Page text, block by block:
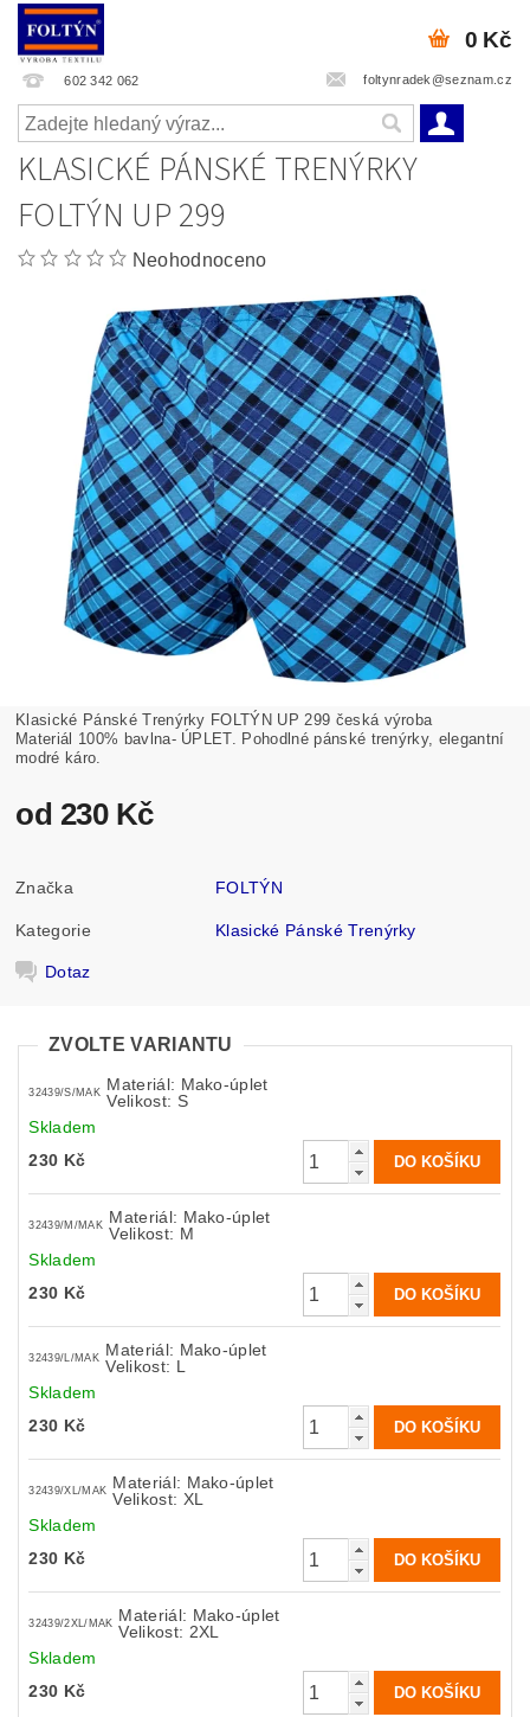
602 342 062 foltynradek@seznam.cz
0 Kč
KLASICKÉ PÁNSKÉ TRENÝRKY
FOLTÝN UP 299
Neohodnoceno
Klasické Pánské Trenýrky FOLTÝN UP 299 česká výroba
Materiál 100% bavlna- ÚPLET. Pohodlné pánské trenýrky, elegantní
modré káro.
od 230 Kč
Značka FOLTÝN
Kategorie Klasické Pánské Trenýrky
Dotaz
ZVOLTE VARIANTU
32439/S/MAK
Materiál: Mako-úplet
Velikost: S
Skladem
230 Kč
32439/M/MAK
Materiál: Mako-úplet
Velikost: M
Skladem
230 Kč
32439/L/MAK
Materiál: Mako-úplet
Velikost: L
Skladem
230 Kč
32439/XL/MAK Materiál: Mako-úplet
Velikost: XL
Skladem
230 Kč
32439/2XL/MAK Materiál: Mako-úplet
Velikost: 2XL
Skladem
230 Kč